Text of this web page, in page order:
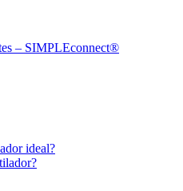
– SIMPLEconnect®
ideal?